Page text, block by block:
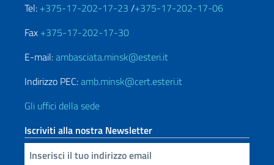
Tel: +375-17-202-17-23 /+375-17-202-17-06
Fax +375-17-202-17-30
E-mail:ambasciata.minsk@esteri.it
Indirizzo PEC:amb.minsk@cert.esteri.it
Gli uffici della sede
Iscriviti alla nostra Newsletter
Inserisci la tua email